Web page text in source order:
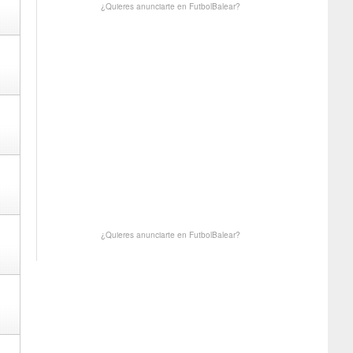
¿Quieres anunciarte en FutbolBalear?
¿Quieres anunciarte en FutbolBalear?